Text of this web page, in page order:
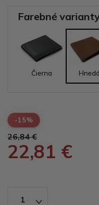
Farebné
Čierna Hnedá
-15%
26,84 €
22,81 €
1